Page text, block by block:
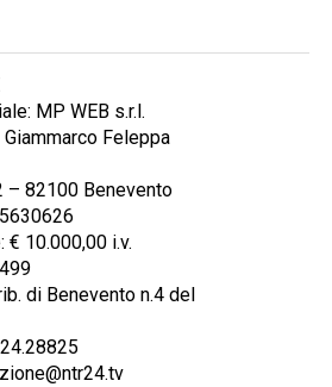
MP WEB s.r.l.
Feleppa
– 82100 Benevento
10.000,00 i.v.
di Benevento n.4 del